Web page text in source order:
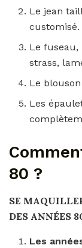
Le jean
customisé.
Le fuseau,
strass,
Le
Les
80 ?
SE
DES ANNÉES
Les